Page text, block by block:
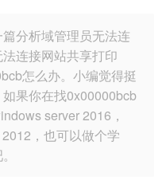
分析域管理员无法连
连接网站共享打印
怎么办。小编觉得挺
果你在找0x00000bcb
server 2016，
，也可以做个学